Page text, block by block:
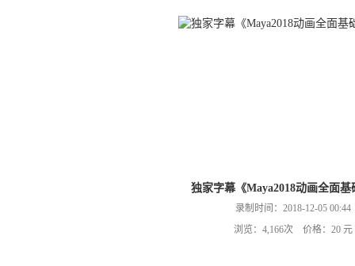
独家字幕《Maya2018动画全面基
录制时间：2018-12-05 00:44
浏览：4,166次 价格：20 元